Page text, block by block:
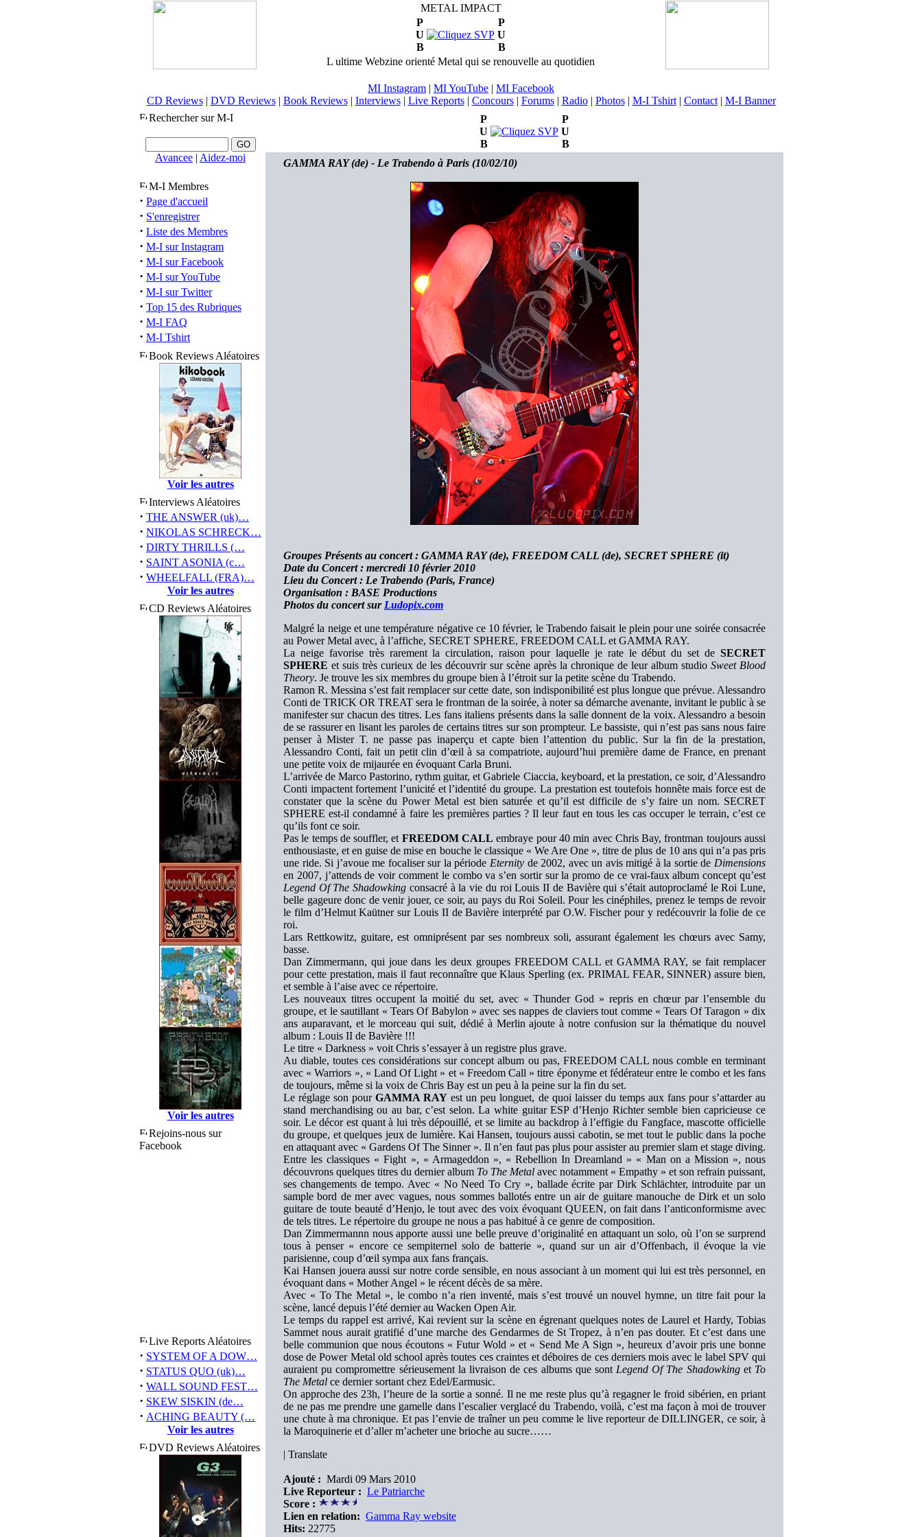
METAL IMPACT
P
U
B
P
U
B
L ultime Webzine orienté Metal qui se renouvelle au quotidien
MI Instagram | MI YouTube | MI Facebook
CD Reviews| DVD Reviews| Book Reviews| Interviews| Live Reports| Concours| Forums| Radio| Photos| M-I Tshirt| Contact| M-I Banner
Rechercher sur M-I
Avancee | Aidez-moi
M-I Membres
· Page d'accueil
· S'enregistrer
· Liste des Membres
· M-I sur Instagram
· M-I sur Facebook
· M-I sur YouTube
· M-I sur Twitter
· Top 15 des Rubriques
· M-I FAQ
· M-I Tshirt
Book Reviews Aléatoires
Voir les autres
Interviews Aléatoires
· THE ANSWER (uk)…
· NIKOLAS SCHRECK…
· DIRTY THRILLS (…
· SAINT ASONIA (c…
· WHEELFALL (FRA)…
Voir les autres
CD Reviews Aléatoires
Voir les autres
Rejoins-nous sur
Facebook
Live Reports Aléatoires
· SYSTEM OF A DOW…
· STATUS QUO (uk)…
· WALL SOUND FEST…
· SKEW SISKIN (de…
· ACHING BEAUTY (…
Voir les autres
DVD Reviews Aléatoires
P
U
B
P
U
B
GAMMA RAY (de) - Le Trabendo à Paris (10/02/10)
Groupes Présents au concert : GAMMA RAY (de), FREEDOM CALL (de), SECRET SPHERE (it)
Date du Concert : mercredi 10 février 2010
Lieu du Concert : Le Trabendo (Paris, France)
Organisation : BASE Productions
Photos du concert sur Ludopix.com
Malgré la neige et une température négative ce 10 février, le Trabendo faisait le plein pour une soirée consacrée
au Power Metal avec, à l’affiche, SECRET SPHERE, FREEDOM CALL et GAMMA RAY.
La neige favorise très rarement la circulation, raison pour laquelle je rate le début du set de SECRET
SPHERE et suis très curieux de les découvrir sur scène après la chronique de leur album studio Sweet Blood
Theory. Je trouve les six membres du groupe bien à l’étroit sur la petite scène du Trabendo.
Ramon R. Messina s’est fait remplacer sur cette date, son indisponibilité est plus longue que prévue. Alessandro
Conti de TRICK OR TREAT sera le frontman de la soirée, à noter sa démarche avenante, invitant le public à se
manifester sur chacun des titres. Les fans italiens présents dans la salle donnent de la voix. Alessandro a besoin
de se rassurer en lisant les paroles de certains titres sur son prompteur. Le bassiste, qui n’est pas sans nous faire
penser à Mister T. ne passe pas inaperçu et capte bien l’attention du public. Sur la fin de la prestation,
Alessandro Conti, fait un petit clin d’œil à sa compatriote, aujourd’hui première dame de France, en prenant
une petite voix de mijaurée en évoquant Carla Bruni.
L’arrivée de Marco Pastorino, rythm guitar, et Gabriele Ciaccia, keyboard, et la prestation, ce soir, d’Alessandro
Conti impactent fortement l’unicité et l’identité du groupe. La prestation est toutefois honnête mais force est de
constater que la scène du Power Metal est bien saturée et qu’il est difficile de s’y faire un nom. SECRET
SPHERE est-il condamné à faire les premières parties ? Il leur faut en tous les cas occuper le terrain, c’est ce
qu’ils font ce soir.
Pas le temps de souffler, et FREEDOM CALL embraye pour 40 min avec Chris Bay, frontman toujours aussi
enthousiaste, et en guise de mise en bouche le classique « We Are One », titre de plus de 10 ans qui n’a pas pris
une ride. Si j’avoue me focaliser sur la période Eternityde 2002, avec un avis mitigé à la sortie de Dimensions
en 2007, j’attends de voir comment le combo va s’en sortir sur la promo de ce vrai-faux album concept qu’est
Legend Of The Shadowking consacré à la vie du roi Louis II de Bavière qui s’était autoproclamé le Roi Lune,
belle gageure donc de venir jouer, ce soir, au pays du Roi Soleil. Pour les cinéphiles, prenez le temps de revoir
le film d’Helmut Kaütner sur Louis II de Bavière interprété par O.W. Fischer pour y redécouvrir la folie de ce
roi.
Lars Rettkowitz, guitare, est omniprésent par ses nombreux soli, assurant également les chœurs avec Samy,
basse.
Dan Zimmermann, qui joue dans les deux groupes FREEDOM CALL et GAMMA RAY, se fait remplacer
pour cette prestation, mais il faut reconnaître que Klaus Sperling (ex. PRIMAL FEAR, SINNER) assure bien,
et semble à l’aise avec ce répertoire.
Les nouveaux titres occupent la moitié du set, avec « Thunder God » repris en chœur par l’ensemble du
groupe, et le sautillant « Tears Of Babylon » avec ses nappes de claviers tout comme « Tears Of Taragon » dix
ans auparavant, et le morceau qui suit, dédié à Merlin ajoute à notre confusion sur la thématique du nouvel
album : Louis II de Bavière !!!
Le titre « Darkness » voit Chris s’essayer à un registre plus grave.
Au diable, toutes ces considérations sur concept album ou pas, FREEDOM CALL nous comble en terminant
avec « Warriors », « Land Of Light » et « Freedom Call » titre éponyme et fédérateur entre le combo et les fans
de toujours, même si la voix de Chris Bay est un peu à la peine sur la fin du set.
Le réglage son pourGAMMA RAY est un peu longuet, de quoi laisser du temps aux fans pour s’attarder au
stand merchandising ou au bar, c’est selon. La white guitar ESP d’Henjo Richter semble bien capricieuse ce
soir. Le décor est quant à lui très dépouillé, et se limite au backdrop à l’effigie du Fangface, mascotte officielle
du groupe, et quelques jeux de lumière. Kai Hansen, toujours aussi cabotin, se met tout le public dans la poche
en attaquant avec « Gardens Of The Sinner ». Il n’en faut pas plus pour assister au premier slam et stage diving.
Entre les classiques « Fight », « Armageddon », « Rebellion In Dreamland » « Man on a Mission », nous
découvrons quelques titres du dernier album To The Metal avec notamment « Empathy » et son refrain puissant,
ses changements de tempo. Avec « No Need To Cry », ballade écrite par Dirk Schlächter, introduite par un
sample bord de mer avec vagues, nous sommes ballotés entre un air de guitare manouche de Dirk et un solo
guitare de toute beauté d’Henjo, le tout avec des voix évoquant QUEEN, on fait dans l’anticonformisme avec
de tels titres. Le répertoire du groupe ne nous a pas habitué à ce genre de composition.
Dan Zimmermannn nous apporte aussi une belle preuve d’originalité en attaquant un solo, où l’on se surprend
tous à penser « encore ce sempiternel solo de batterie », quand sur un air d’Offenbach, il évoque la vie
parisienne, coup d’œil sympa aux fans français.
Kai Hansen jouera aussi sur notre corde sensible, en nous associant à un moment qui lui est très personnel, en
évoquant dans « Mother Angel » le récent décès de sa mère.
Avec « To The Metal », le combo n’a rien inventé, mais s’est trouvé un nouvel hymne, un titre fait pour la
scène, lancé depuis l’été dernier au Wacken Open Air.
Le temps du rappel est arrivé, Kai revient sur la scène en égrenant quelques notes de Laurel et Hardy, Tobias
Sammet nous aurait gratifié d’une marche des Gendarmes de St Tropez, à n’en pas douter. Et c’est dans une
belle communion que nous écoutons « Futur Wold » et « Send Me A Sign », heureux d’avoir pris une bonne
dose de Power Metal old school après toutes ces craintes et déboires de ces derniers mois avec le label SPV qui
auraient pu compromettre sérieusement la livraison de ces albums que sont Legend Of The Shadowkinget To
The Metal ce dernier sortant chez Edel/Earmusic.
On approche des 23h, l’heure de la sortie a sonné. Il ne me reste plus qu’à regagner le froid sibérien, en priant
de ne pas me prendre une gamelle dans l’escalier verglacé du Trabendo, voilà, c’est ma façon à moi de trouver
une chute à ma chronique. Et pas l’envie de traîner un peu comme le live reporteur de DILLINGER, ce soir, à
la Maroquinerie et d’aller m’acheter une brioche au sucre……
| Translate
Ajouté : Mardi 09 Mars 2010
Live Reporteur : Le Patriarche
Score :
Lien en relation: Gamma Ray website
Hits: 22775